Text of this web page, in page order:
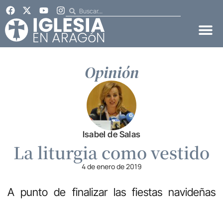
Opinión
Isabel de Salas
La liturgia como vestido
4 de enero de 2019
A punto de finalizar las fiestas navideñas